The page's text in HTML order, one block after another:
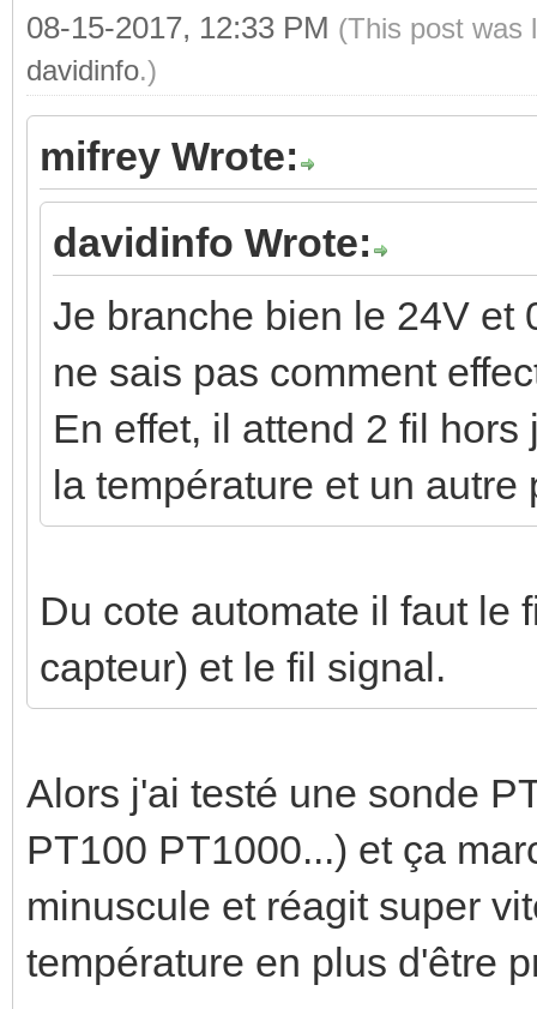
08-15-2017, 12:33 PM (This post was
davidinfo.)
mifrey Wrote:
davidinfo Wrote:
Je branche bien le 24V et
ne sais pas comment
En effet, il attend 2 fil
la température et un autre
Du cote automate il faut le
capteur) et le fil signal.
Alors j'ai testé une sonde
PT100 PT1000...) et ça
minuscule et réagit super
température en plus d'être